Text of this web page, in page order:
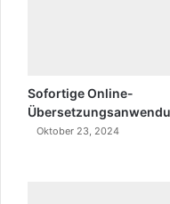
Sofortige Online-
Oktober 23, 2024